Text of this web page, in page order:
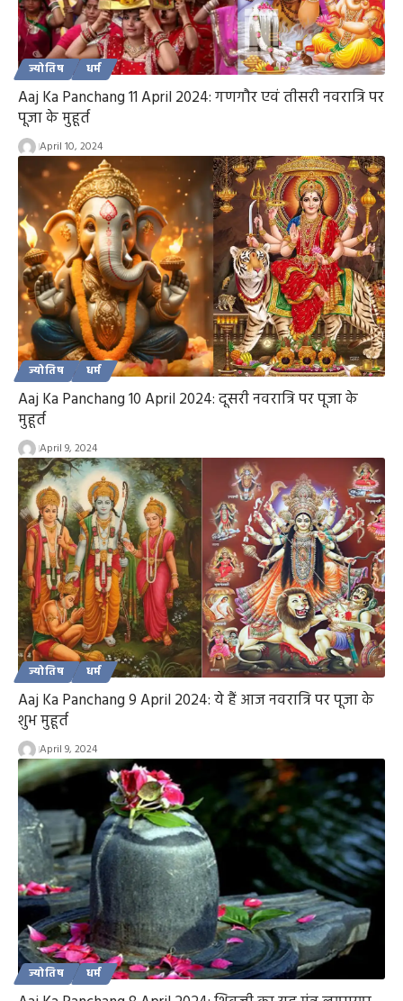
ज्योतिष धर्म
Aaj Ka Panchang 11 April 2024: गणगौर एवं तीसरी नवरात्रि पर
पूजा के मुहूर्त
April 10, 2024
ज्योतिष धर्म
Aaj Ka Panchang 10 April 2024: दूसरी नवरात्रि पर पूजा के
मुहूर्त
April 9, 2024
ज्योतिष धर्म
Aaj Ka Panchang 9 April 2024: ये हैं आज नवरात्रि पर पूजा के
शुभ मुहूर्त
April 9, 2024
ज्योतिष धर्म